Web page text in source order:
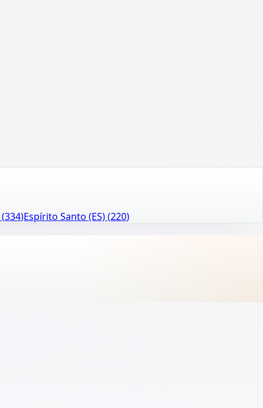
(334)Espírito Santo (ES)(220)